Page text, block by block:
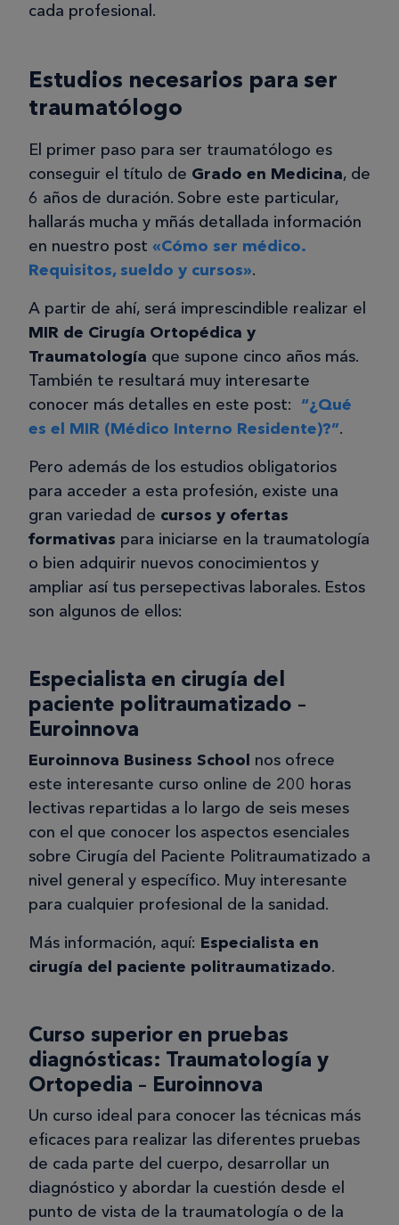
cada profesional.
Estudios necesarios para ser
traumatólogo
El primer paso para ser traumatólogo es
conseguir el título de Grado en Medicina, de
6 años de duración. Sobre este particular,
hallarás mucha y mñás detallada información
en nuestro post «Cómo ser médico.
Requisitos, sueldo y cursos».
A partir de ahí, será imprescindible realizar el
MIR de Cirugía Ortopédica y
Traumatología que supone cinco años más.
También te resultará muy interesarte
conocer más detalles en este post: “¿Qué
es el MIR (Médico Interno Residente)?”.
Pero además de los estudios obligatorios
para acceder a esta profesión, existe una
gran variedad de cursos y ofertas
formativas para iniciarse en la traumatología
o bien adquirir nuevos conocimientos y
ampliar así tus persepectivas laborales. Estos
son algunos de ellos:
Especialista en cirugía del
paciente politraumatizado –
Euroinnova
Euroinnova Business School nos ofrece
este interesante curso online de 200 horas
lectivas repartidas a lo largo de seis meses
con el que conocer los aspectos esenciales
sobre Cirugía del Paciente Politraumatizado a
nivel general y específico. Muy interesante
para cualquier profesional de la sanidad.
Más información, aquí: Especialista en
cirugía del paciente politraumatizado.
Curso superior en pruebas
diagnósticas: Traumatología y
Ortopedia – Euroinnova
Un curso ideal para conocer las técnicas más
eficaces para realizar las diferentes pruebas
de cada parte del cuerpo, desarrollar un
diagnóstico y abordar la cuestión desde el
punto de vista de la traumatología o de la